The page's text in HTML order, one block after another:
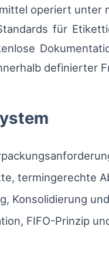
operiert unter
für
definierter
termingerechte
Konsolidierung
FIFO-Prinzip